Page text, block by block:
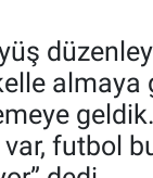
futbol